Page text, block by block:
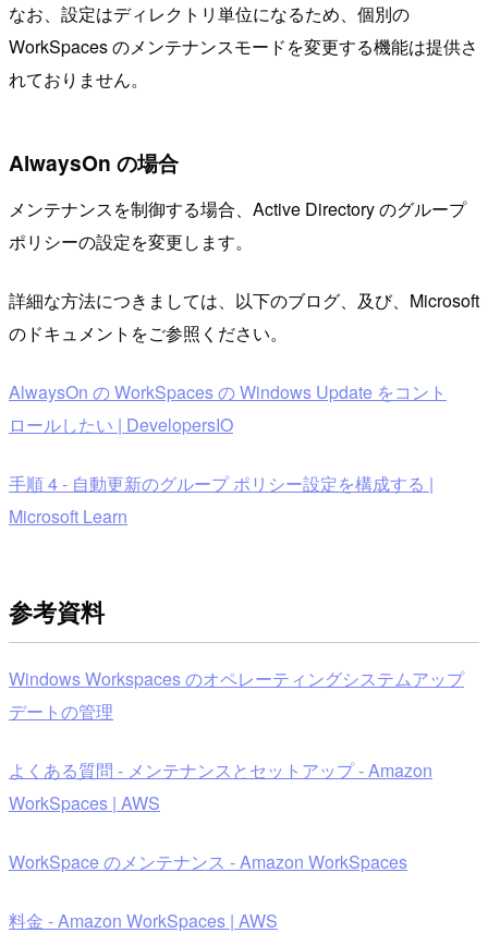
なお、設定はディレクトリ単位になるため、個別の
WorkSpaces のメンテナンスモードを変更する機能は提供さ
れておりません。
AlwaysOn の場合
メンテナンスを制御する場合、Active Directory のグループ
ポリシーの設定を変更します。
詳細な方法につきましては、以下のブログ、及び、Microsoft
のドキュメントをご参照ください。
AlwaysOn の WorkSpaces の Windows Update をコント
ロールしたい | DevelopersIO
手順 4 - 自動更新のグループ ポリシー設定を構成する |
Microsoft Learn
参考資料
Windows Workspaces のオペレーティングシステムアップ
デートの管理
よくある質問 - メンテナンスとセットアップ - Amazon
WorkSpaces | AWS
WorkSpace のメンテナンス - Amazon WorkSpaces
料金 - Amazon WorkSpaces | AWS